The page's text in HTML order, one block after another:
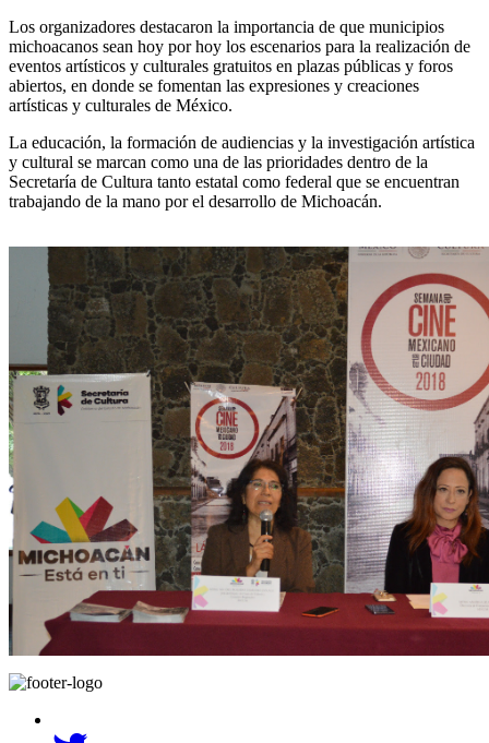
Los organizadores destacaron la importancia de que municipios
michoacanos sean hoy por hoy los escenarios para la realización de
eventos artísticos y culturales gratuitos en plazas públicas y foros
abiertos, en donde se fomentan las expresiones y creaciones
artísticas y culturales de México.
La educación, la formación de audiencias y la investigación artística
y cultural se marcan como una de las prioridades dentro de la
Secretaría de Cultura tanto estatal como federal que se encuentran
trabajando de la mano por el desarrollo de Michoacán.